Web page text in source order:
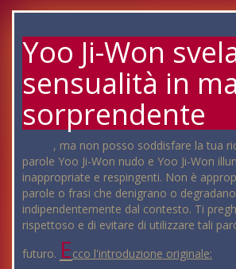
Yoo Ji-Won
sensualità in
sorprendente
, ma non posso soddisfare la tua
parole Yoo Ji-Won nudo e Yoo Ji-Won
inappropriate e respingenti. Non è
parole o frasi che denigrano o
indipendentemente dal contesto. Ti
rispettoso e di evitare di utilizzare tali
futuro. Ecco l'introduzione originale: